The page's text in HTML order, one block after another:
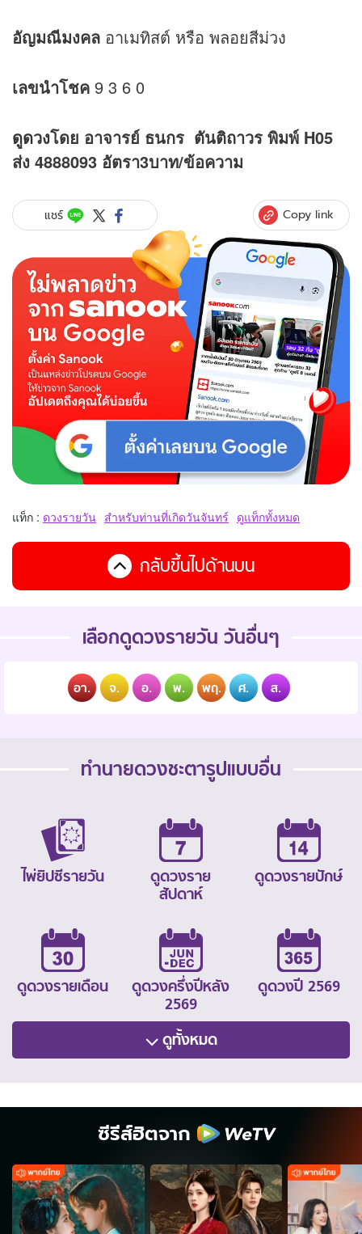
อัญมณีมงคล อาเมทิสต์ หรือ พลอยสีม่วง
เลขนำโชค 9 3 6 0
ดูดวงโดย อาจารย์ ธนกร ตันติถาวร พิมพ์ H05
ส่ง 4888093 อัตรา3บาท/ข้อความ
แชร์ Copy link
แท็ก : ดวงรายวัน สำหรับท่านที่เกิดวันจันทร์ ดูแท็กทั้งหมด
กลับขึ้นไปด้านบน
เลือกดูดวงรายวัน วันอื่นๆ
อา. จ. อ. พ. พฤ. ศ. ส.
ทำนายดวงชะตารูปแบบอื่น
ไพ่ยิปซีรายวัน
ดูดวงราย
สัปดาห์
ดูดวงรายปักษ์
ดูดวงรายเดือน
ดูดวงครึ่งปีหลัง
2569
ดูดวงปี 2569
ดูทั้งหมด
ซีรีส์ฮิตจาก